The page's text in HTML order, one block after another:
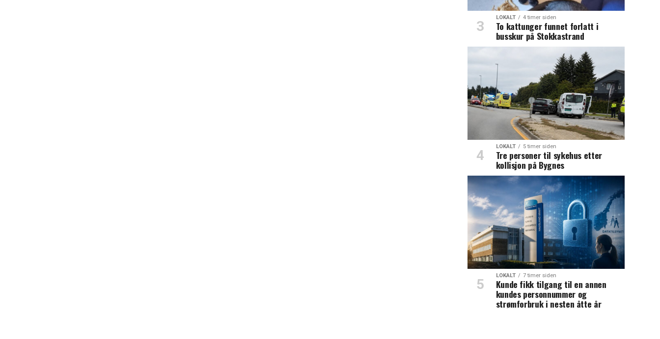
LOKALT 4 timer siden
To kattunger funnet forlatt i
busskur på Stokkastrand
LOKALT 5 timer siden
Tre personer til sykehus etter
kollisjon på Bygnes
LOKALT 7 timer siden
Kunde fikk tilgang til en annen
kundes personnummer og
strømforbruk i nesten åtte år